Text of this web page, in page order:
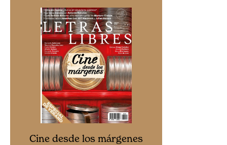
Cine desde los márgenes